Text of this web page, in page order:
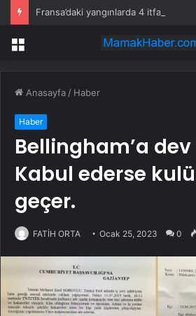
Fransa’daki yangınlarda 4 itfaiye eri
Menü
Anasayfa / Haber
Haber
Bellingham’a
Kabul ederse
geçer.
FATİH ORTA Ocak 25, 2023 0